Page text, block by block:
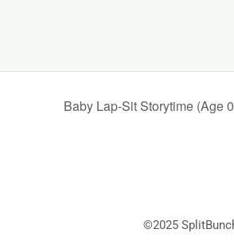
Baby Lap-Sit Storytime (Age
©2025